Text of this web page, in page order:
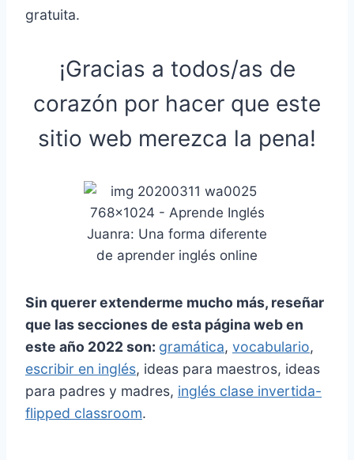
gratuita.
¡Gracias a todos/as de
corazón por hacer que este
sitio web merezca la pena!
Sin querer extenderme mucho más, reseñar
que las secciones de esta página web en
este año 2022 son: gramática, vocabulario,
escribir en inglés, ideas para maestros, ideas
para padres y madres, inglés clase invertida-
flipped classroom.